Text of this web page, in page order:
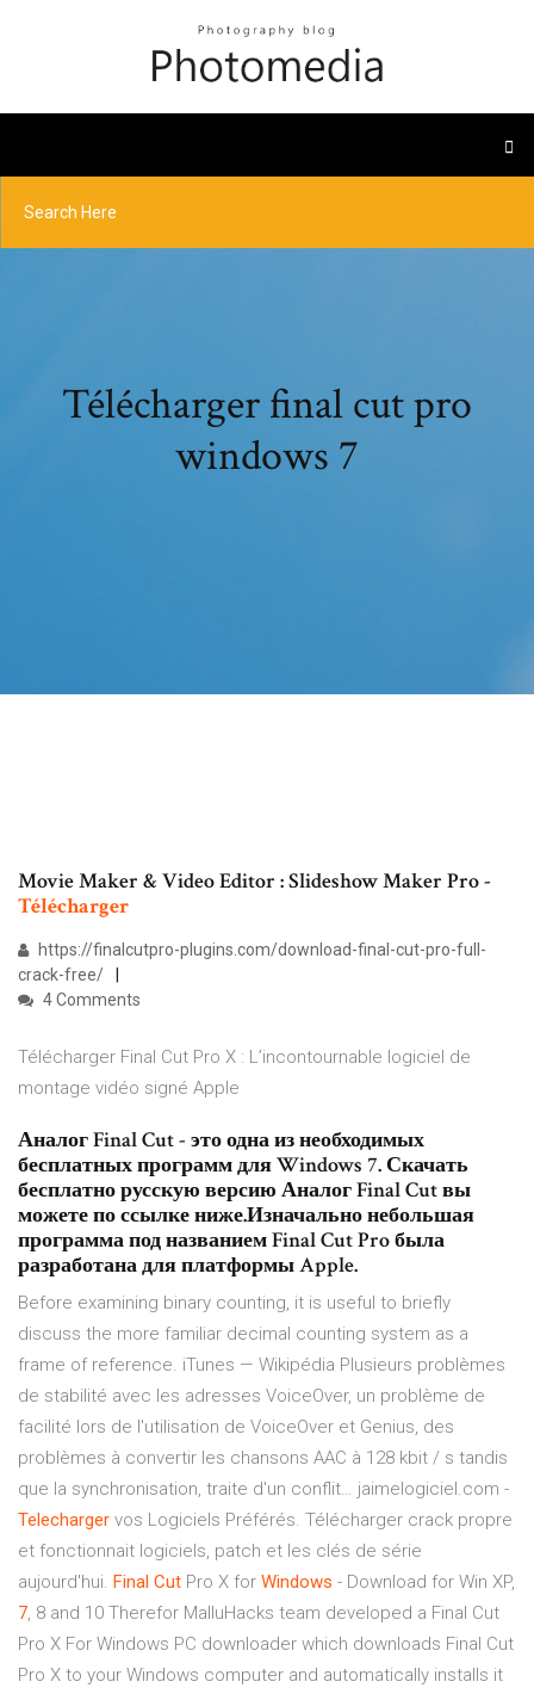
Télécharger final cut pro
windows 7
Movie Maker & Video Editor : Slideshow Maker Pro -
Télécharger
https://finalcutpro-plugins.com/download-final-cut-pro-full-
crack-free/
4 Comments
Télécharger Final Cut Pro X : L’incontournable logiciel de
montage vidéo signé Apple
Аналог Final Cut - это одна из необходимых
бесплатных программ для Windows 7. Скачать
бесплатно русскую версию Аналог Final Cut вы
можете по ссылке ниже.Изначально небольшая
программа под названием Final Cut Pro была
разработана для платформы Apple.
Before examining binary counting, it is useful to briefly
discuss the more familiar decimal counting system as a
frame of reference. iTunes — Wikipédia Plusieurs problèmes
de stabilité avec les adresses VoiceOver, un problème de
facilité lors de l'utilisation de VoiceOver et Genius, des
problèmes à convertir les chansons AAC à 128 kbit / s tandis
que la synchronisation, traite d'un conflit… jaimelogiciel.com -
Telecharger vos Logiciels Préférés. Télécharger crack propre
et fonctionnait logiciels, patch et les clés de série
aujourd'hui. Final Cut Pro X for Windows - Download for Win XP,
7, 8 and 10 Therefor MalluHacks team developed a Final Cut
Pro X For Windows PC downloader which downloads Final Cut
Pro X to your Windows computer and automatically installs it